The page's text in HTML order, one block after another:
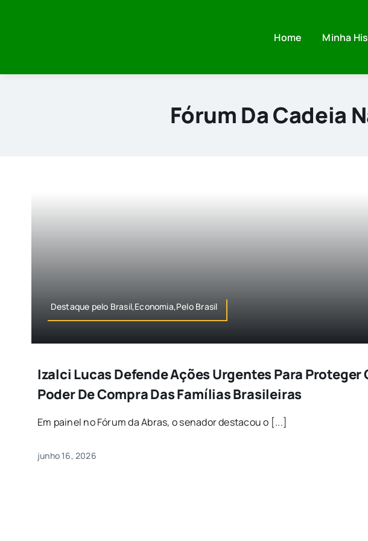
Home Minha
Fórum Da Cadeia
Destaque pelo Brasil,Economia,Pelo Brasil
Izalci Lucas Defende Ações Urgentes Para Proteger
Poder De Compra Das Famílias Brasileiras
Em painel no Fórum da Abras, o senador destacou o [...]
junho 16, 2026